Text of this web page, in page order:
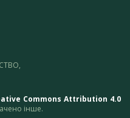
Commons Attribution 4.0
інше.